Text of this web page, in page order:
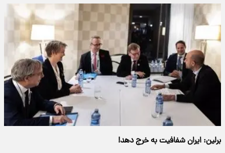
برلین: ایران شفافیت به خرج دهد!